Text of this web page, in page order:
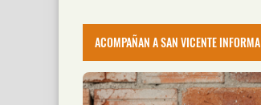
ACOMPAÑAN A SAN VICENTE INFORMA